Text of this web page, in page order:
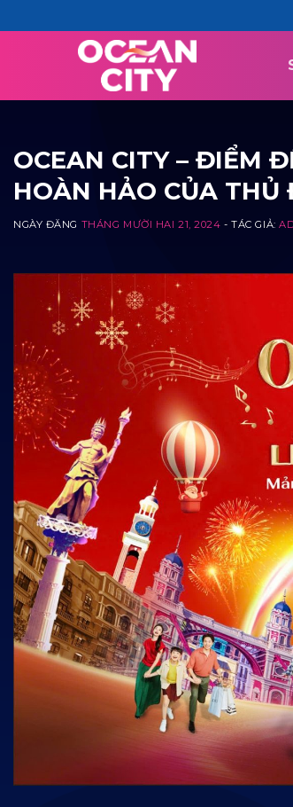
to
OCEAN CITY – ĐIỂM
HOÀN HẢO CỦA THỦ
NGÀY ĐĂNG THÁNG MƯỜI HAI 21, 2024 - TÁC GIẢ: